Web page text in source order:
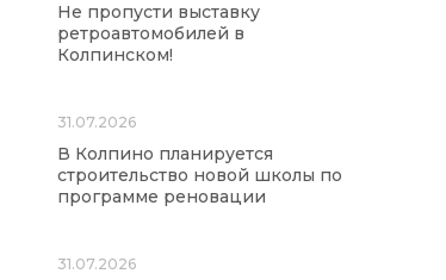
Не пропусти выставку
ретроавтомобилей в
Колпинском!
31.07.2026
В Колпино планируется
строительство новой школы по
программе реновации
31.07.2026